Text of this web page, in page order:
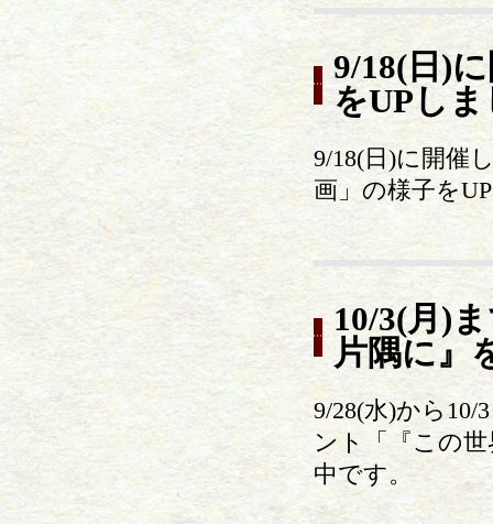
9/18(日)
をUPし
9/18(日)に開催
画」の様子を
10/3(月)
片隅に』
9/28(水)から
ント「『この
中です。